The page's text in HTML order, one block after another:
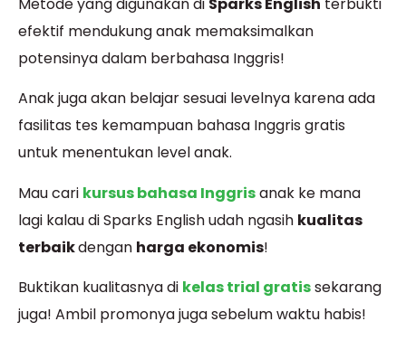
efektif mendukung anak memaksimalkan
potensinya dalam berbahasa Inggris!
Anak juga akan belajar sesuai levelnya karena ada
fasilitas tes kemampuan bahasa Inggris gratis
untuk menentukan level anak.
Mau cari kursus bahasa Inggrisanak ke mana
lagi kalau di Sparks English udah ngasih kualitas
terbaikdengan harga ekonomis!
Buktikan kualitasnya di kelas trial gratissekarang
juga! Ambil promonya juga sebelum waktu habis!